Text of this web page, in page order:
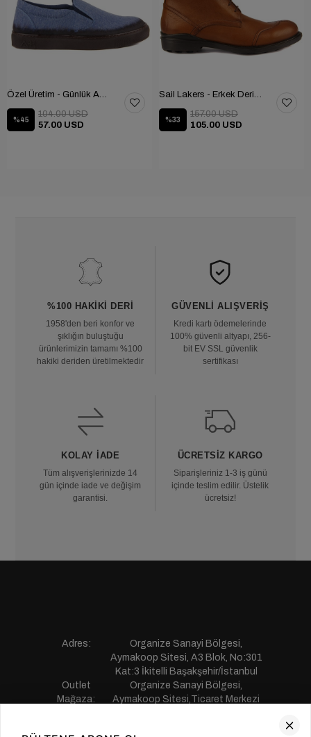
Özel Üretim - Günlük Ayakkabı 101-2630-11473
%45
57.00 USD
104.00 USD
Sail Lakers - Erkek Deri Bot 102-1599-1458
%33
105.00 USD
157.00 USD
%100 HAKIKI DERI
1958'den beri konfor ve
şıklığın buluştuğu
ürünlerimizin tamamı %100
hakiki deriden üretilmektedir
GÜVENLI ALIŞVERIŞ
Kredi kartı ödemelerinde
100% güvenli altyapı, 256-
bit EV SSL güvenlik
sertifikası
KOLAY İADE
Tüm alışverişlerinizde 14
gün içinde iade ve değişim
garantisi.
ÜCRETSIZ KARGO
Siparişleriniz 1-3 iş günü
içinde teslim edilir. Üstelik
ücretsiz!
Adres:
Organize Sanayi Bölgesi,
Aymakoop Sitesi, A3 Blok, No:301
Kat:3 İkitelli Başakşehir/İstanbul
Outlet
Mağaza:
Organize Sanayi Bölgesi,
Aymakoop Sitesi,Ticaret Merkezi